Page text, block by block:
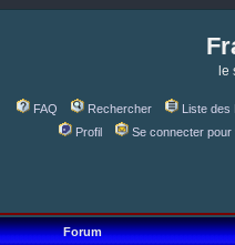
le
FAQ Rechercher Liste des
Profil
Se connecter
Forum